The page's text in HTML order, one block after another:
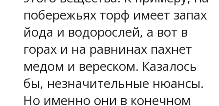
побережьях торф имеет запах
йода и водорослей, а вот в
горах и на равнинах пахнет
медом и вереском. Казалось
бы, незначительные нюансы.
Но именно они в конечном